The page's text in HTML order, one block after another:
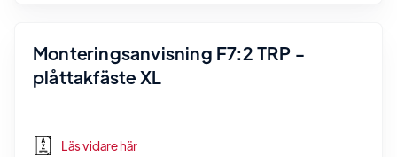
Monteringsanvisning F7:2 TRP -
plåttakfäste XL
Läs vidare här